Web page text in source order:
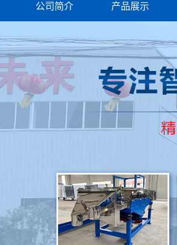
公司简介
资质荣誉
产品展示
输送机械
提升机械
振动电机
振动给料机
振动料斗